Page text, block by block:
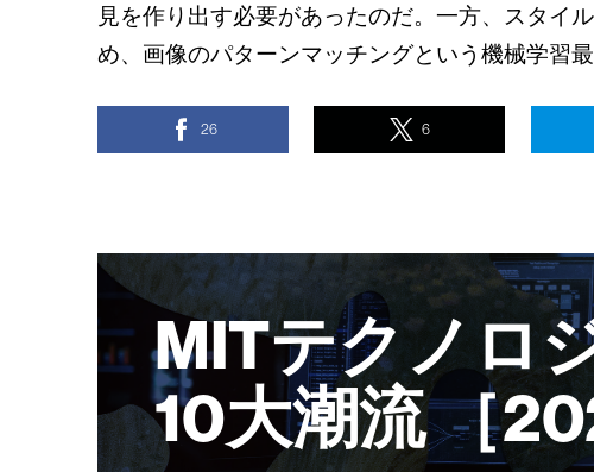
見を作り出す必要があったのだ。一方、スタイ
め、画像のパターンマッチングという機械学習
26 6
MITテクノロ
10大潮流 ［